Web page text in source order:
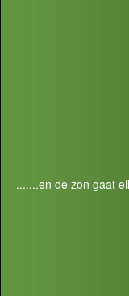
.......en de zon gaat